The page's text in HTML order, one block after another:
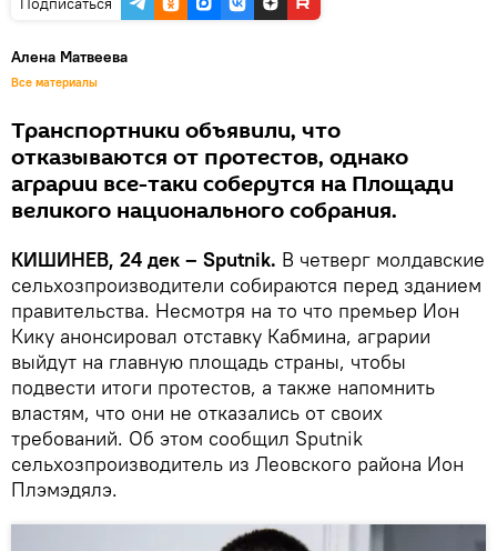
Алена Матвеева
Все материалы
Транспортники объявили, что
отказываются от протестов, однако
аграрии все-таки соберутся на Площади
великого национального собрания.
КИШИНЕВ, 24 дек – Sputnik. В четверг молдавские
сельхозпроизводители собираются перед зданием
правительства. Несмотря на то что премьер Ион
Кику анонсировал отставку Кабмина, аграрии
выйдут на главную площадь страны, чтобы
подвести итоги протестов, а также напомнить
властям, что они не отказались от своих
требований. Об этом сообщил Sputnik
сельхозпроизводитель из Леовского района Ион
Плэмэдялэ.